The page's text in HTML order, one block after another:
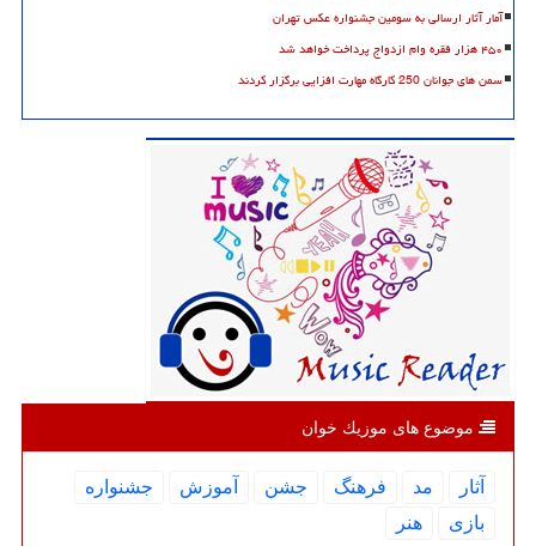
آمار آثار ارسالی به سومین جشنواره عکس تهران
۴۵۰ هزار فقره وام ازدواج پرداخت خواهد شد
سمن های جوانان 250 کارگاه مهارت افزایی برگزار کردند
موضوع های موزیك خوان
آثار مد فرهنگ جشن آموزش
جشنواره
بازی
هنر